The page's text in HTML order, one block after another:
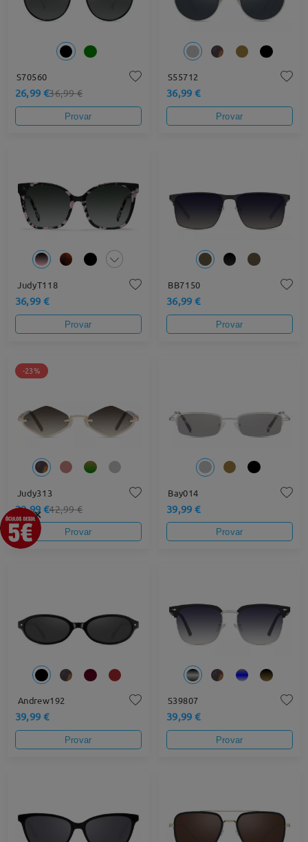
S70560
26,99 €36,99 €
Provar
S55712
36,99 €
Provar
JudyT118
36,99 €
Provar
BB7150
36,99 €
Provar
-23%
Judy313
32,99 €42,99 €
Provar
Bay014
39,99 €
Provar
Andrew192
39,99 €
Provar
S39807
39,99 €
Provar
×